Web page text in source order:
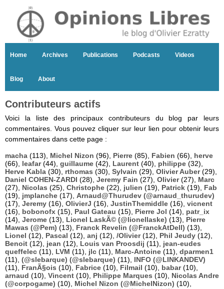
Home Archives Publications Podcasts Videos
Blog About
Contributeurs actifs
Voici la liste des principaux contributeurs du blog par leurs
commentaires. Vous pouvez cliquer sur leur lien pour obtenir leurs
commentaires dans cette page :
macha (113), Michel Nizon (96), Pierre (85), Fabien (66), herve
(66), leafar(44), guillaume (42), Laurent (40), philippe (32),
Herve Kabla (30), rthomas (30), Sylvain (29), Olivier Auber(29),
Daniel COHEN-ZARDI (28), Jeremy Fain (27), Olivier(27), Marc
(27), Nicolas (25), Christophe (22), julien (19), Patrick (19), Fab
(19), jmplanche (17), Arnaud@Thurudev (@arnaud_thurudev)
(17), Jeremy (16), OlivierJ (16), JustinThemiddle (16), vicnent
(16), bobonofx (15), Paul Gateau (15), Pierre Jol (14), patr_ix
(14), Jerome (13), Lionel LaskÃ© (@lionellaske) (13), Pierre
Mawas (@Pem) (13), Franck Revelin (@FranckAtDell) (13),
Lionel (12), Pascal (12), anj (12), /Olivier(12), Phil Jeudy (12),
Benoit (12), jean (12), Louis van Proosdij (11), jean-eudes
queffelec (11), LVM (11), jlc (11), Marc-Antoine (11), dparmen1
(11), (@slebarque) (@slebarque) (11), INFO (@LINKANDEV)
(11), FranÃ§ois (10), Fabrice (10), Filmail (10), babar(10),
arnaud (10), Vincent (10), Philippe Marques (10), Nicolas Andre
(@corpogame) (10), Michel Nizon (@MichelNizon) (10),